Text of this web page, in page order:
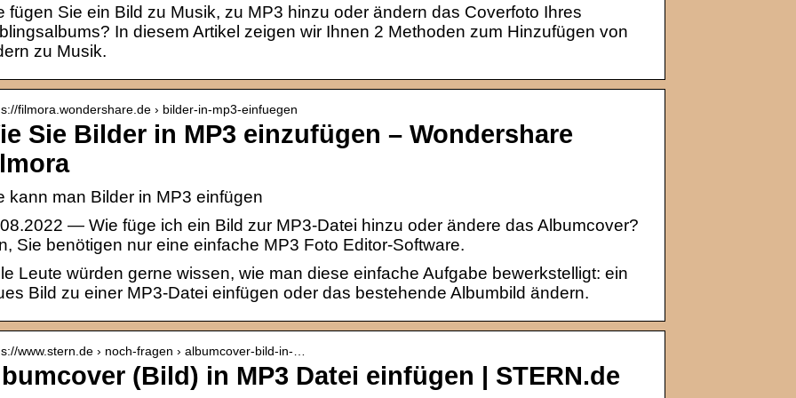
fügen Sie ein Bild zu Musik, zu MP3 hinzu oder ändern das Coverfoto Ihres
In diesem Artikel zeigen wir Ihnen 2 Methoden zum Hinzufügen von
zu Musik.
filmora.wondershare.de › bilder-in-mp3-einfuegen
Sie Bilder in MP3 einzufügen – Wondershare
kann man Bilder in MP3 einfügen
— Wie füge ich ein Bild zur MP3-Datei hinzu oder ändere das Albumcover?
Sie benötigen nur eine einfache MP3 Foto Editor-Software.
Leute würden gerne wissen, wie man diese einfache Aufgabe bewerkstelligt: ein
Bild zu einer MP3-Datei einfügen oder das bestehende Albumbild ändern.
www.stern.de › noch-fragen › albumcover-bild-in-…
(Bild) in MP3 Datei einfügen | STERN.de